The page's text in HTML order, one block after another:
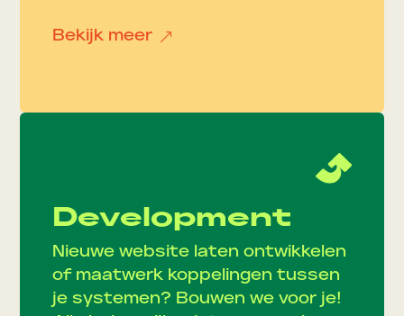
Bekijk meer &
Development
Nieuwe website laten ontwikkelen
of maatwerk koppelingen tussen
je systemen? Bouwen we voor je!